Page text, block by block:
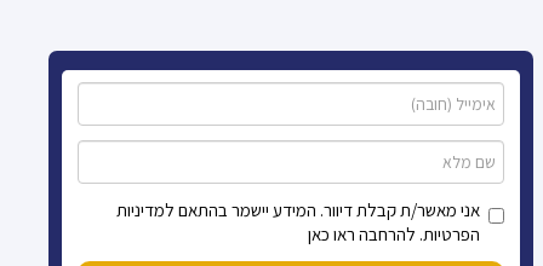
אני מאשר/ת קבלת דיוור. המידע יישמר בהתאם למדיניות
הפרטיות. להרחבה ראו כאן